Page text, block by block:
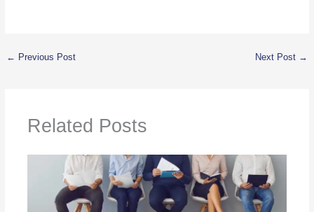
← Previous Post Next Post →
Related Posts